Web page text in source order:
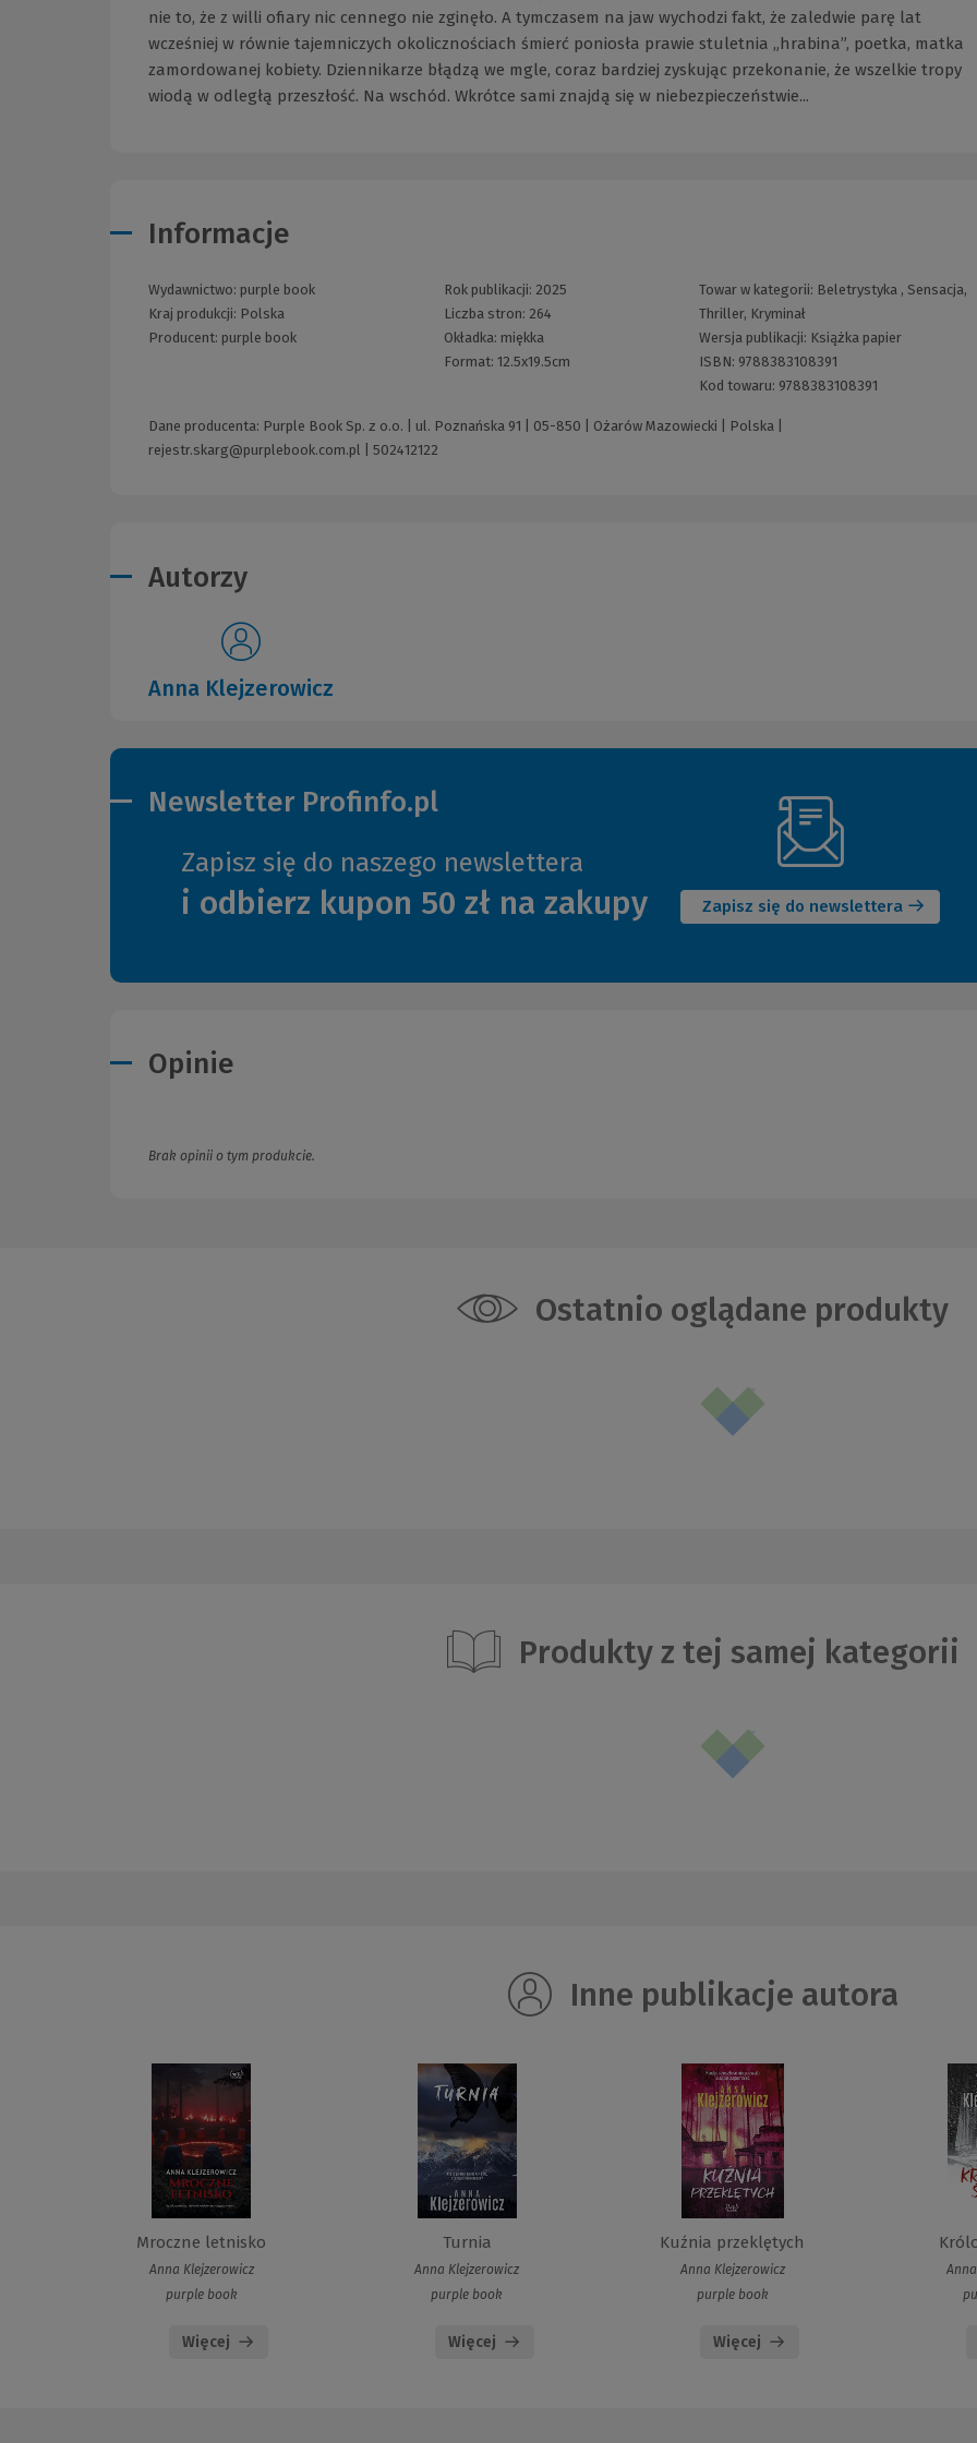
nie to, że z willi ofiary nic cennego nie zginęło. A tymczasem na jaw wychodzi fakt, że zaledwie parę lat
wcześniej w równie tajemniczych okolicznościach śmierć poniosła prawie stuletnia „hrabina”, poetka, matka
zamordowanej kobiety. Dziennikarze błądzą we mgle, coraz bardziej zyskując przekonanie, że wszelkie tropy
wiodą w odległą przeszłość. Na wschód. Wkrótce sami znajdą się w niebezpieczeństwie...
Informacje
Wydawnictwo: purple book
Kraj produkcji: Polska
Producent: purple book
Rok publikacji: 2025
Liczba stron: 264
Okładka: miękka
Format: 12.5x19.5cm
Towar w kategorii: Beletrystyka, Sensacja,
Thriller, Kryminał
Wersja publikacji: Książka papier
ISBN: 9788383108391
Kod towaru: 9788383108391
Dane producenta: Purple Book Sp. z o.o. | ul. Poznańska 91 | 05-850 | Ożarów Mazowiecki | Polska |
rejestr.skarg@purplebook.com.pl
502412122
Autorzy
Anna Klejzerowicz
Newsletter Profinfo.pl
Zapisz się do naszego newslettera
i odbierz kupon 50 zł na zakupy Zapisz się do newslettera
okno)
Opinie
Brak opinii o tym produkcie.
Ostatnio oglądane produkty
Produkty z tej samej kategorii
Inne publikacje autora
Mroczne letnisko
Anna Klejzerowicz
purple book
Więcej
Turnia
Anna Klejzerowicz
purple book
Więcej
Kuźnia przeklętych
Anna Klejzerowicz
purple book
Więcej